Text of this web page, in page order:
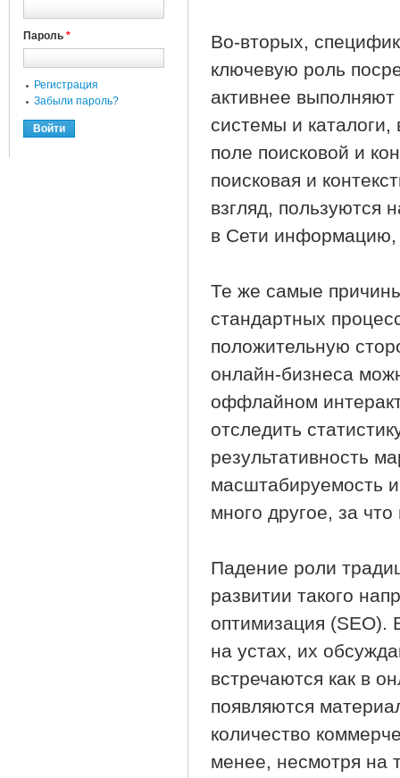
Во-вторых,
ключевую роль
активнее
системы и
поле поисковой и
поисковая и
взгляд,
в Сети информацию,
Те же самые
стандартных
положительную
онлайн-бизнеса
оффлайном
отследить
результативность
масштабируемость
много другое, за
Падение роли
развитии такого
оптимизация (SEO).
на устах, их
встречаются как в
появляются
количество
менее, несмотря на
Пароль *
Регистрация
Забыли пароль?